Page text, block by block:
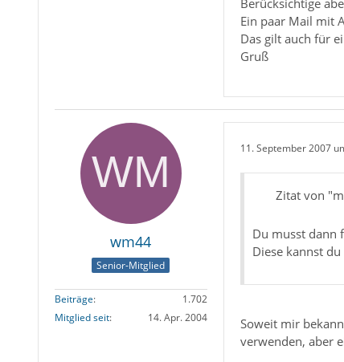
Berücksichtige
Ein paar Mail mit
Das gilt auch für
Gruß
wm44
Senior-Mitglied
Beiträge
1.702
Mitglied seit
14. Apr. 2004
11. September 2007
Zitat von
Du musst dann
Diese kannst
Soweit mir
verwenden, aber